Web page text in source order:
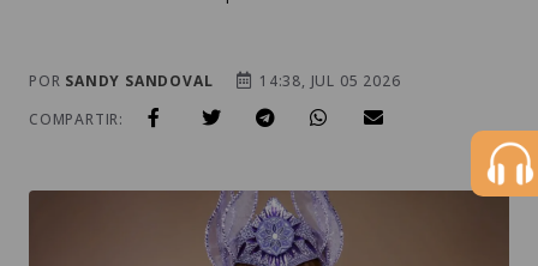
POR SANDY SANDOVAL
14:38, JUL 05 2026
COMPARTIR: